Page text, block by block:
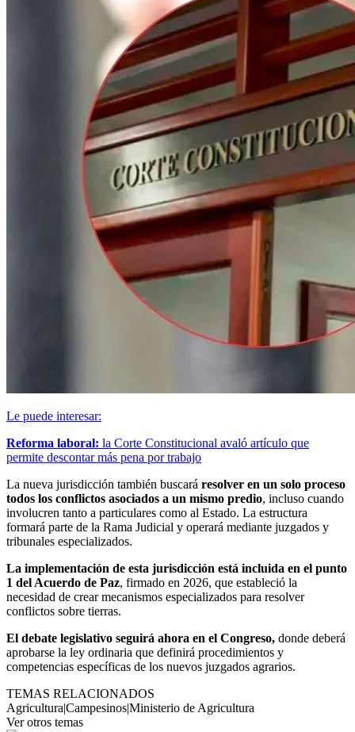
Le puede interesar:
Reforma laboral: la Corte Constitucional avaló artículo que
permite descontar más pena por trabajo
La nueva jurisdicción también buscará resolver en un solo proceso
todos los conflictos asociados a un mismo predio, incluso cuando
involucren tanto a particulares como al Estado. La estructura
formará parte de la Rama Judicial y operará mediante juzgados y
tribunales especializados.
La implementación de esta jurisdicción está incluida en el punto
1 del Acuerdo de Paz, firmado en 2026, que estableció la
necesidad de crear mecanismos especializados para resolver
conflictos sobre tierras.
El debate legislativo seguirá ahora en el Congreso, donde deberá
aprobarse la ley ordinaria que definirá procedimientos y
competencias específicas de los nuevos juzgados agrarios.
TEMAS RELACIONADOS
Agricultura|Campesinos|Ministerio de Agricultura
Ver otros temas